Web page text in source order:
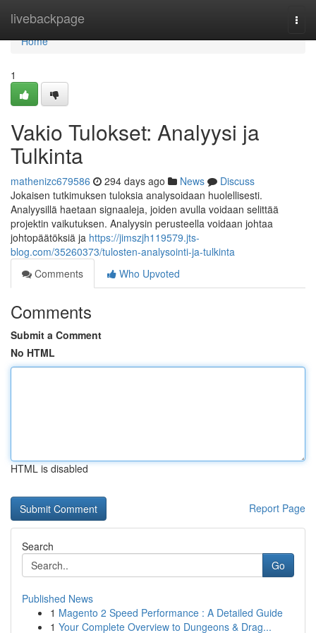
livebackpage
Home
Home
1
Vakio Tulokset: Analyysi ja
Tulkinta
mathenizc679586 294 days ago News
Discuss
Jokaisen tutkimuksen tuloksia analysoidaan huolellisesti.
Analyysillä haetaan signaaleja, joiden avulla voidaan selittää
projektin vaikutuksen. Analyysin perusteella voidaan johtaa
johtopäätöksiä ja https://jimszjh119579.jts-
blog.com/35260373/tulosten-analysointi-ja-tulkinta
Comments
Who Upvoted
Comments
Submit a Comment
No HTML
HTML is disabled
Report Page
Search
Go
Published News
1 Magento 2 Speed Performance : A Detailed Guide
1 Your Complete Overview to Dungeons & Drag...